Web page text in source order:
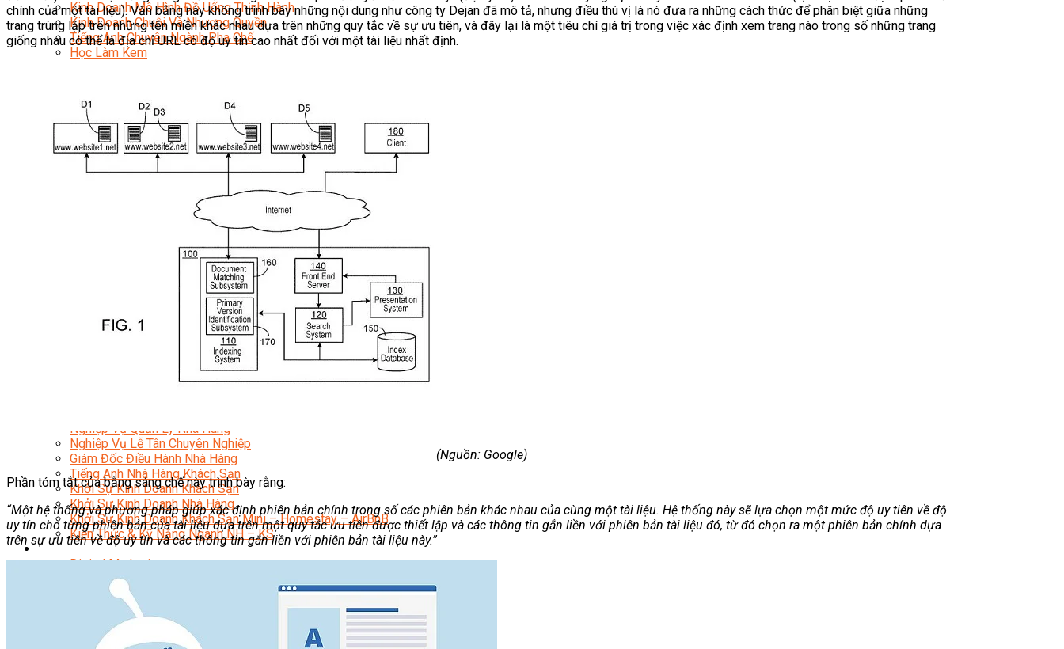
Kinh Doanh Mô Hình Đồ Uống Thịnh Hành
Kinh Doanh Chuỗi Và Nhượng Quyền
Tiếng Anh Chuyên Ngành Pha Chế
Học Làm Kem
Video Dạy Pha Chế
Làm Bánh
Nghiệp Vụ Bếp Trưởng Bếp Bánh
Nghiệp Vụ Bếp Bánh Quốc Tế
Nghiệp Vụ Quản Lý Bếp Bánh
Nghiệp Vụ Bánh Kem
Bí Quyết Kinh Doanh Và Vận Hành Mô Hình Bánh
Chuyên Đề Bếp Bánh
Quản Trị Nhà Hàng Khách Sạn Quốc Tế
Nghiệp Vụ Quản Lý NH-KS
Nghiệp Vụ Quản Lý Nhà Hàng
Nghiệp Vụ Lễ Tân Chuyên Nghiệp
Giám Đốc Điều Hành Nhà Hàng
Tiếng Anh Nhà Hàng Khách Sạn
Khởi Sự Kinh Doanh Khách Sạn
Khởi Sự Kinh Doanh Nhà Hàng
Khởi Sự Kinh Doanh Khách Sạn Mini – Homestay – AirBnB
Kiến Thức & Kỹ Năng Ngành NH – KS
Marketing
Digital Marketing
Giám Đốc Digital Marketing
Chuyên Viên Social Media
Tiktok Marketing – Tiktok Ads
Thương Mại Điện Tử – Kinh Doanh Thực Chiến Trên Shopee
Facebook Marketing
chính của một tài liệu). Văn bằng này không trình bày những nội dung như công ty Dejan đã mô tả, nhưng điều thú vị là nó đưa ra những cách thức để phân biệt giữa những
trang trùng lặp trên những tên miền khác nhau dựa trên những quy tắc về sự ưu tiên, và đây lại là một tiêu chí giá trị trong việc xác định xem trang nào trong số những trang
giống nhau có thể là địa chỉ URL có độ uy tín cao nhất đối với một tài liệu nhất định.
(Nguồn: Google)
Phần tóm tắt của bằng sáng chế này trình bày rằng:
“Một hệ thống và phương pháp giúp xác định phiên bản chính trong số các phiên bản khác nhau của cùng một tài liệu. Hệ thống này sẽ lựa chọn một mức độ uy tiên về độ
uy tín cho từng phiên bản của tài liệu dựa trên một quy tắc ưu tiên được thiết lập và các thông tin gắn liền với phiên bản tài liệu đó, từ đó chọn ra một phiên bản chính dựa
trên sự ưu tiên về độ uy tín và các thông tin gắn liền với phiên bản tài liệu này.”